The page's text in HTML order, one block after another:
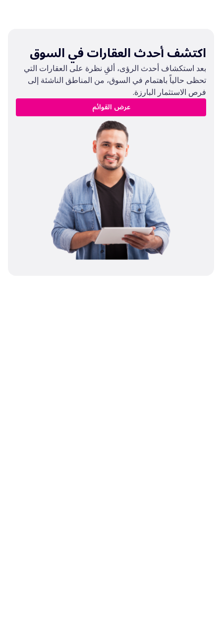
اكتشف أحدث العقارات في السوق
بعد استكشاف أحدث الرؤى، ألقِ نظرة على العقارات التي
تحظى حالياً باهتمام في السوق، من المناطق الناشئة إلى
فرص الاستثمار البارزة.
عرض القوائم